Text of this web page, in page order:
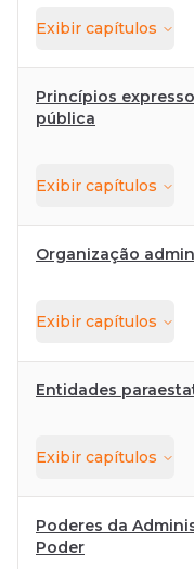
Exibir capítulos
Princípios
pública
Exibir capítulos
Organização
Exibir capítulos
Entidades
Exibir capítulos
Poderes da
Poder